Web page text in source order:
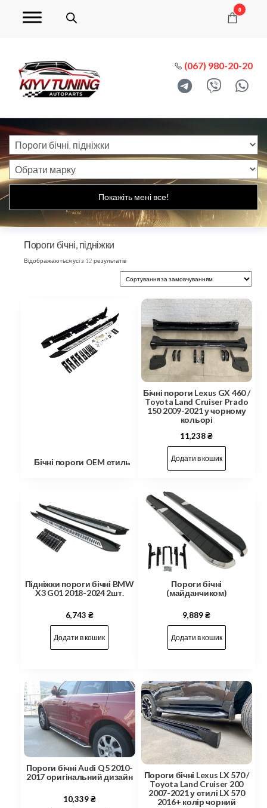
0
(067) 980-20-20
Покажіть мені все!
Пороги бічні, підніжки
Відображаються усі з 12 результатів
Бічні пороги OEM стиль
Бічні пороги Lexus GX 460 /
Toyota Land Cruiser Prado
150 2009-2021 у чорному
кольорі
11,238₴
Додати в кошик
Підніжки пороги бічні BMW
X3 G01 2018-2024 2шт.
6,743 ₴
Додати в кошик
Пороги бічні
(майданчиком)
9,889₴
Додати в кошик
Пороги бічні Audi Q5 2010-
2017 оригінальний дизайн
10,339₴
Пороги бічні Lexus LX 570 /
Toyota Land Cruiser 200
2007-2021 у стилі LX 570
2016+ колір чорний